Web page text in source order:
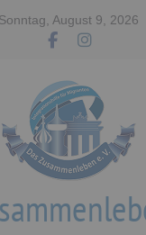
Sonntag, August 9, 2026